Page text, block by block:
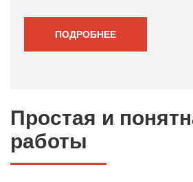
Простая и
работы
ПОДРОБНЕЕ